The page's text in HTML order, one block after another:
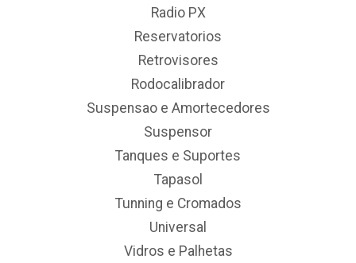
Radio PX
Reservatorios
Retrovisores
Rodocalibrador
Suspensao e Amortecedores
Suspensor
Tanques e Suportes
Tapasol
Tunning e Cromados
Universal
Vidros e Palhetas